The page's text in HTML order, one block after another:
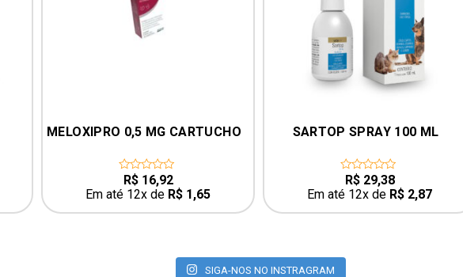
MELOXIPRO 0,5 MG CARTUCHO
0
out
of
5
R$16,92
Em até 12x de R$ 1,65
SARTOP SPRAY 100 ML
0
out
of
5
R$29,38
Em até 12x de R$ 2,87
SIGA-NOS NO INSTRAGRAM